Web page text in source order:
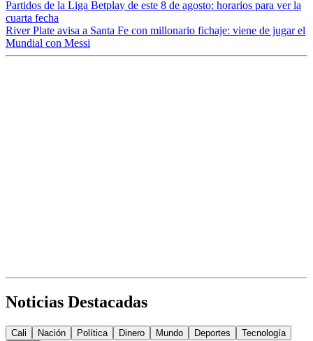
Partidos de la Liga Betplay de este 8 de agosto: horarios para ver la
cuarta fecha
River Plate avisa a Santa Fe con millonario fichaje: viene de jugar el
Mundial con Messi
Noticias Destacadas
Cali Nación Política Dinero Mundo Deportes Tecnología